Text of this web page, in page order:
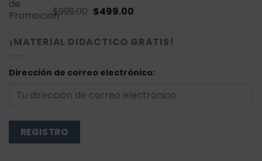
Valorado
con
$999.00 El
original
era:
$499.00El
actual
es:
¡MATERIAL DIDACTICO GRATIS!
Dirección de correo electrónico: